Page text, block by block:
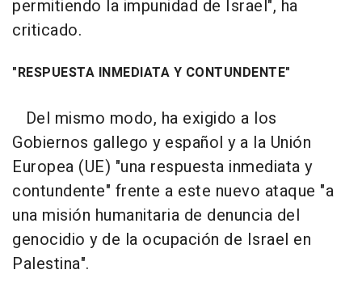
permitiendo la impunidad de Israel", ha
criticado.
"RESPUESTA INMEDIATA Y CONTUNDENTE"
Del mismo modo, ha exigido a los
Gobiernos gallego y español y a la Unión
Europea (UE) "una respuesta inmediata y
contundente" frente a este nuevo ataque "a
una misión humanitaria de denuncia del
genocidio y de la ocupación de Israel en
Palestina".